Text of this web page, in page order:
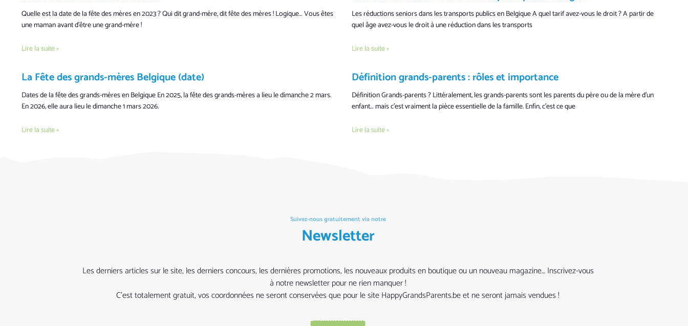
Quelle est la date de la fête des mères en 2023 ? Qui dit grand-mère, dit fête des mères ! Logique… Vous êtes
une maman avant d’être une grand-mère !
Lire la suite »
Les réductions seniors dans les transports publics en Belgique A quel tarif avez-vous le droit ? A partir de
quel âge avez-vous le droit à une réduction dans les transports
Lire la suite »
La Fête des grands-mères Belgique (date)
Dates de la fête des grands-mères en Belgique En 2025, la fête des grands-mères a lieu le dimanche 2 mars.
En 2026, elle aura lieu le dimanche 1 mars 2026.
Lire la suite »
Définition grands-parents : rôles et importance
Définition Grands-parents ? Littéralement, les grands-parents sont les parents du père ou de la mère d’un
enfant… mais c’est vraiment la pièce essentielle de la famille. Enfin, c’est ce que
Lire la suite »
Suivez-nous gratuitement via notre
Newsletter
Les derniers articles sur le site, les derniers concours, les dernières promotions, les nouveaux produits en boutique ou un nouveau magazine… Inscrivez-vous
à notre newsletter pour ne rien manquer !
C’est totalement gratuit, vos coordonnées ne seront conservées que pour le site HappyGrandsParents.be et ne seront jamais vendues !